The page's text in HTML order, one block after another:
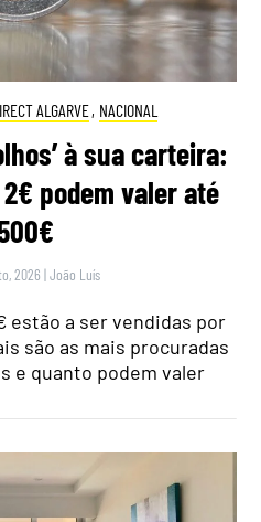
ALGARVE, NACIONAL
à sua carteira:
podem valer até
2026 |João Luís
estão a ser vendidas por
são as mais procuradas
e quanto podem valer